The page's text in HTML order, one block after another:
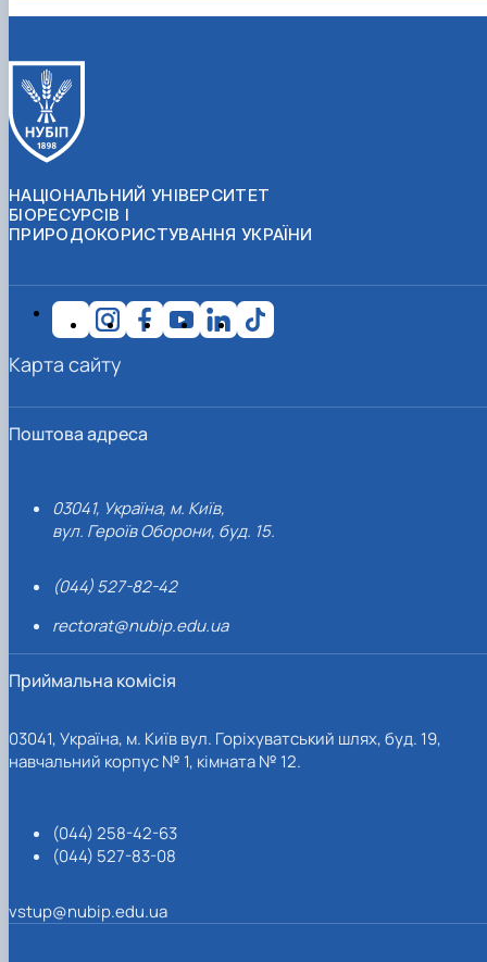
НАЦІОНАЛЬНИЙ УНІВЕРСИТЕТ
БІОРЕСУРСІВ І
ПРИРОДОКОРИСТУВАННЯ УКРАЇНИ
Поштова адреса
03041, Україна, м. Київ,
вул. Героїв Оборони, буд. 15.
(044) 527-82-42
rectorat@nubip.edu.ua
Приймальна комісія
03041, Україна, м. Київ вул. Горіхуватський шлях, буд. 19,
навчальний корпус № 1, кімната № 12.
(044) 258-42-63
(044) 527-83-08
vstup@nubip.edu.ua
Карта сайту